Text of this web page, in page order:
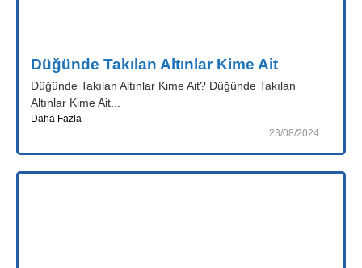
Düğünde Takılan Altınlar Kime Ait
Düğünde Takılan Altınlar Kime Ait? Düğünde Takılan
Altınlar Kime Ait...
Daha Fazla
23/08/2024